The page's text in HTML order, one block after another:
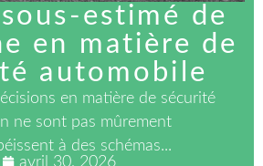
estimé de
en matière de
automobile
en matière de sécurité
ne sont pas mûrement
à des schémas...
avril 30, 2026